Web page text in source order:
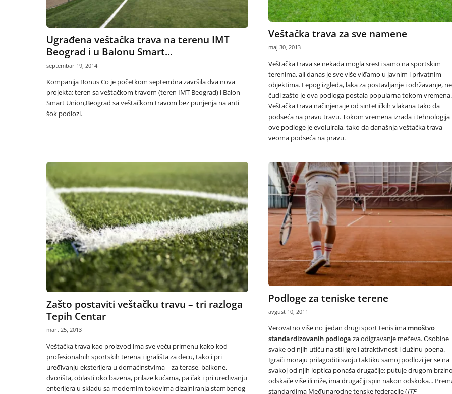
Ugrađena veštačka trava na terenu IMT
Beograd i u Balonu Smart...
septembar 19, 2014
Kompanija Bonus Co je početkom septembra završila dva nova
projekta: teren sa veštačkom travom (teren IMT Beograd) i Balon
Smart Union,Beograd sa veštačkom travom bez punjenja na anti
šok podlozi.
Veštačka trava za sve namene
maj 30, 2013
Veštačka trava se nekada mogla sresti samo na sportskim
terenima, ali danas je sve više viđamo u javnim i privatnim
objektima. Lepog izgleda, laka za postavljanje i održavanje, ne
čudi zašto je ova podloga postala popularna tokom vremena.
Veštačka trava načinjena je od sintetičkih vlakana tako da
podseća na pravu travu. Tokom vremena izrada i tehnologija
ove podloge je evoluirala, tako da današnja veštačka trava
veoma podseća na pravu.
Zašto postaviti veštačku travu – tri razloga
Tepih Centar
mart 25, 2013
Veštačka trava kao proizvod ima sve veću primenu kako kod
profesionalnih sportskih terena i igrališta za decu, tako i pri
uređivanju eksterijera u domaćinstvima – za terase, balkone,
dvorišta, oblasti oko bazena, prilaze kućama, pa čak i pri uređivanju
enterijera u skladu sa modernim tokovima dizajniranja stambenog
Podloge za teniske terene
avgust 10, 2011
Verovatno više no ijedan drugi sport tenis ima mnoštvo
standardizovanih podloga za odigravanje mečeva. Osobine
svake od njih utiču na stil igre i atraktivnost i dužinu poena.
Igrači moraju prilagoditi svoju taktiku samoj podlozi jer se na
svakoj od njih loptica ponaša drugačije: putuje drugom
odskače više ili niže, ima drugačiji spin nakon odskoka...
standardima Međunarodne tenske federacije (ITF –